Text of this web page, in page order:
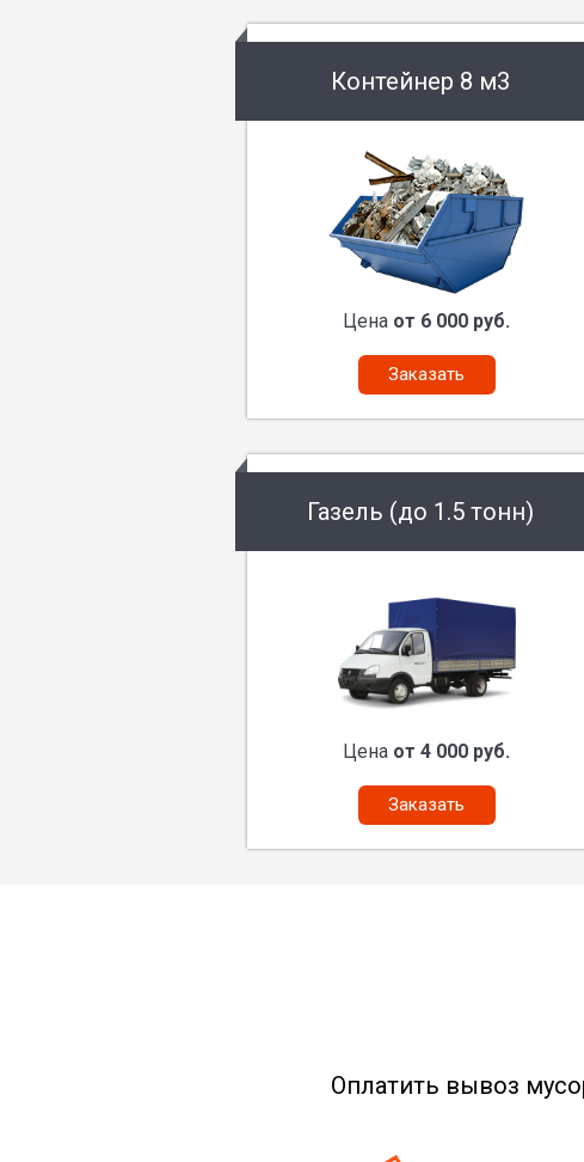
Контейнер 8 м3
Цена от 6 000 руб.
Заказать
Газель (до 1.5 тонн)
Цена от 4 000 руб.
Заказать
Оплатить вывоз